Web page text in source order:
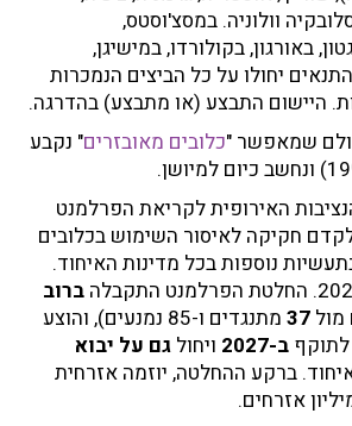
וולוניה. במסצ'וסטס,
באורגון, בקולורדו, במישיגן,
יחולו על כל הביצים הנמכרות
היישום התבצע (או מתבצע) בהדרגה.
שמאפשר "כלובים מאובזרים" נקבע
נענתה הנציבות האירופית לקריאת הפרלמנט
חקיקה לאיסור השימוש בכלובים
נוספות בכל מדינות האיחוד.
ברוב
מול 37
מתנגדים ו-85 נמנעים), והוצע
לתוקף ב-2027 ויחול גם על יבוא
ברקע ההחלטה, יוזמה אזרחית